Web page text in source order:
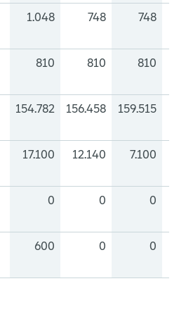
1.048 748 748
810 810 810
154.782 156.458 159.515
17.100 12.140 7.100
0 0 0
600 0 0